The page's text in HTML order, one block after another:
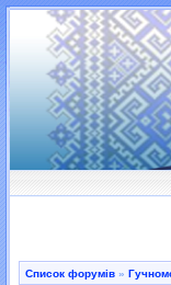
Список форумів »